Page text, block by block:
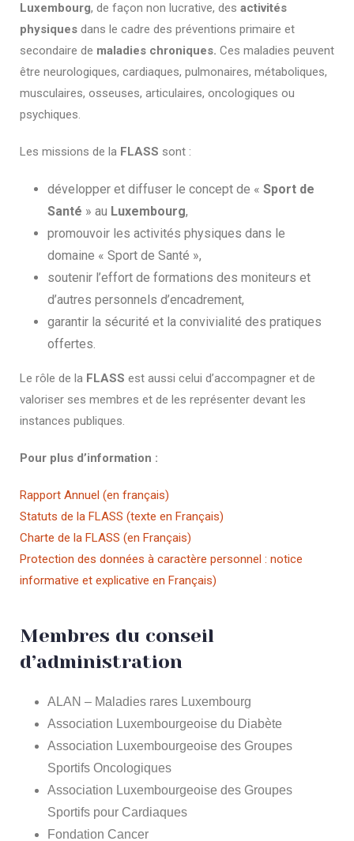
Luxembourg, de façon non lucrative, des activités
physiques dans le cadre des préventions primaire et
secondaire de maladies chroniques. Ces maladies peuvent
être neurologiques, cardiaques, pulmonaires, métaboliques,
musculaires, osseuses, articulaires, oncologiques ou
psychiques.
Les missions de la FLASS sont :
développer et diffuser le concept de « Sport de
Santé » au Luxembourg,
promouvoir les activités physiques dans le
domaine « Sport de Santé »,
soutenir l’effort de formations des moniteurs et
d’autres personnels d’encadrement,
garantir la sécurité et la convivialité des pratiques
offertes.
Le rôle de la FLASS est aussi celui d’accompagner et de
valoriser ses membres et de les représenter devant les
instances publiques.
Pour plus d’information :
Rapport Annuel (en français)
Statuts de la FLASS (texte en Français)
Charte de la FLASS (en Français)
Protection des données à caractère personnel : notice
informative et explicative en Français)
Membres du conseil
d’administration
ALAN – Maladies rares Luxembourg
Association Luxembourgeoise du Diabète
Association Luxembourgeoise des Groupes
Sportifs Oncologiques
Association Luxembourgeoise des Groupes
Sportifs pour Cardiaques
Fondation Cancer